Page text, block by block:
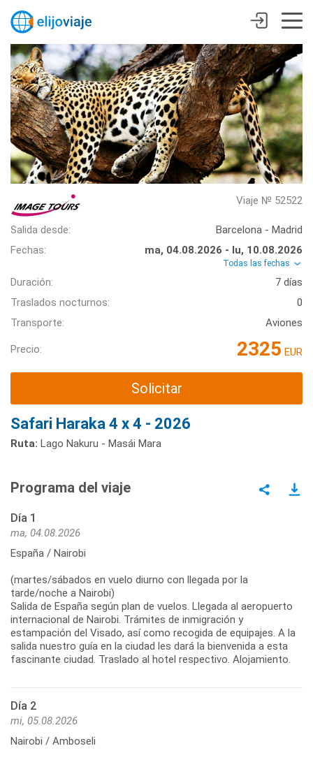
Viaje № 52522
Salida desde:
Barcelona - Madrid
Fechas:
ma, 04.08.2026 - lu, 10.08.2026
Todas las fechas
Duración:
7 días
Traslados nocturnos:
0
Transporte:
Aviones
Precio: 2325 EUR
Solicitar
Safari Haraka 4 x 4 - 2026
Ruta: Lago Nakuru - Masái Mara
Programa del viaje
Día 1
ma, 04.08.2026
España / Nairobi
(martes/sábados en vuelo diurno con llegada por la
tarde/noche a Nairobi)
Salida de España según plan de vuelos. Llegada al aeropuerto
internacional de Nairobi. Trámites de inmigración y
estampación del Visado, así como recogida de equipajes. A la
salida nuestro guía en la ciudad les dará la bienvenida a esta
fascinante ciudad. Traslado al hotel respectivo. Alojamiento.
Día 2
mi, 05.08.2026
Nairobi / Amboseli